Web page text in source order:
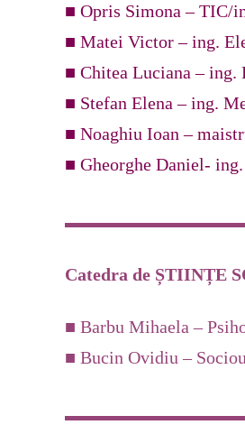
■ Opris Simona – TIC/
■ Matei Victor – ing.
■ Chitea Luciana – ing.
■ Stefan Elena – ing.
■ Noaghiu Ioan –
■ Gheorghe Daniel-
Catedra de ȘTIINȚE
■ Barbu Mihaela –
■ Bucin Ovidiu –